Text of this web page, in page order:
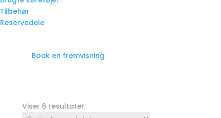
Tilbehør
Reservedele
Book en fremvisning
Viser 6 resultater